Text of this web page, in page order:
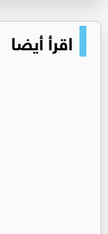
اقرأ أيضا